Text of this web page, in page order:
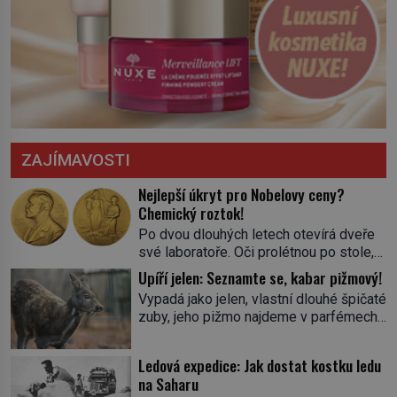
ZAJÍMAVOSTI
Nejlepší úkryt pro Nobelovy ceny?
Chemický roztok!
Po dvou dlouhých letech otevírá dveře
své laboratoře. Oči prolétnou po stole,
aby pak ulpěly na regálu, kde se nachází
všemožné látky. Hledá žluto-oranžovou
tekutinu, jakmile ji zahlédne, nesmírně
se mu uleví. Teď může svůj plán
skrývá směs s názvem lučavka
královská. Svůj přídomek nemá pro nic
Upíří jelen: Seznamte se, kabar pižmový!
Vypadá jako jelen, vlastní dlouhé špičaté
zuby, jeho pižmo najdeme v parfémech
jediného zástupce zvířecí říše – kabara
pižmového. V Evropě ho jako první
Ledová expedice: Jak dostat kostku ledu
na Saharu